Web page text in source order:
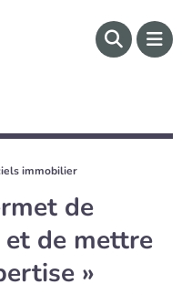
immobilier
de
de mettre
»